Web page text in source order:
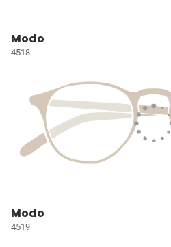
Modo
4518
Modo
4519